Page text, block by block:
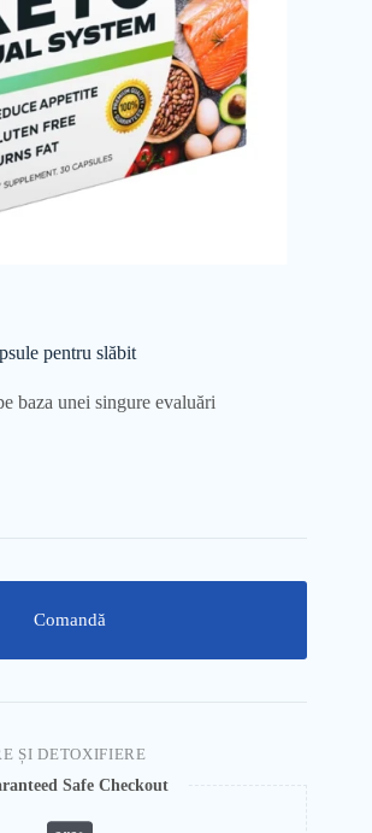
pentru slăbit
baza unei singure evaluări
Comandă
ȘI DETOXIFIERE
Safe Checkout